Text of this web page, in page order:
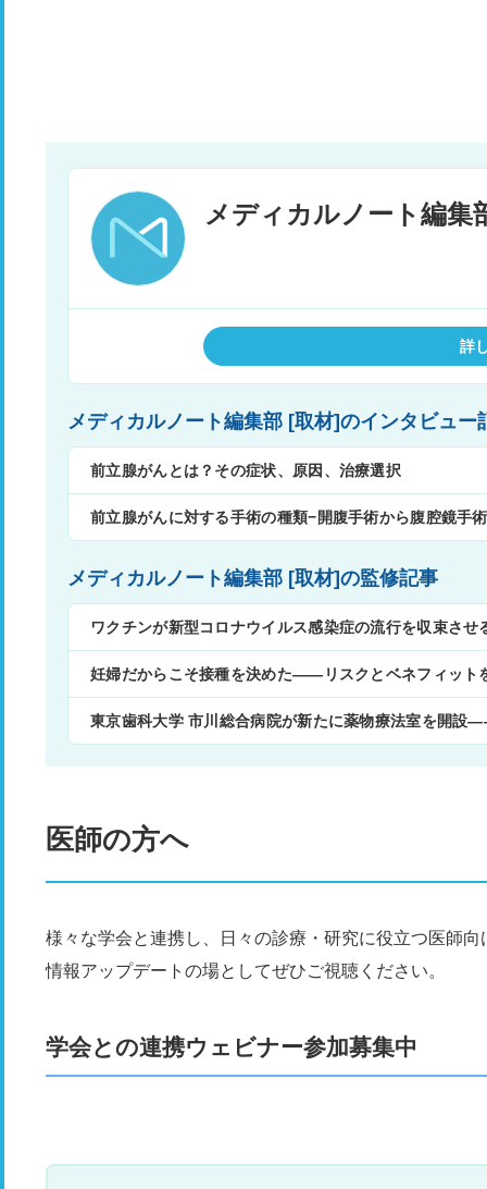
詳
メディカルノート編集部 [取材]のインタビ
前立腺がんとは？その症状、原因、治療選択
前立腺がんに対する手術の種類−開腹手術から腹腔鏡手
メディカルノート編集部 [取材]の監修記事
ワクチンが新型コロナウイルス感染症の流行を収束させ
妊婦だからこそ接種を決めた——リスクとベネフィット
東京歯科大学 市川総合病院が新たに薬物療法室を開設
医師の方へ
様々な学会と連携し、日々の診療・研究に役立つ医師
情報アップデートの場としてぜひご視聴ください。
学会との連携ウェビナー参加募集中